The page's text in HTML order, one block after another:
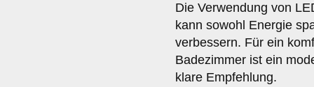
Die Verwendung von
kann sowohl Energie
verbessern. Für ein
Badezimmer ist ein
klare Empfehlung.